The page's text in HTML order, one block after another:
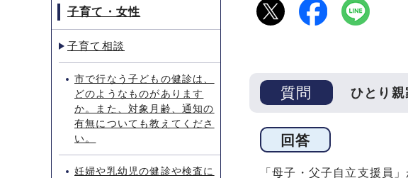
質問 ひとり
回答
「母子・父子自立支援員
子育て・女性
子育て相談
市で行なう子どもの健診は、
どのようなものがあります
か。また、対象月齢、通知の
有無についても教えてくださ
い。
妊婦や乳幼児の健診や検査に